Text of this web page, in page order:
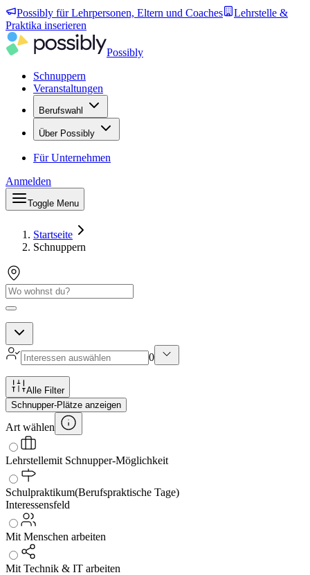
Possibly für Lehrpersonen, Eltern und Coaches
Lehrstelle &
Praktika inserieren
Possibly
Schnuppern
Veranstaltungen
Berufswahl
Über Possibly
Für Unternehmen
Anmelden
Toggle Menu
Startseite
Schnuppern
0
Alle Filter
Schnupper-Plätze anzeigen
Art wählen
Lehrstellemit Schnupper-Möglichkeit
Schulpraktikum(Berufspraktische Tage)
Interessensfeld
Mit Menschen arbeiten
Mit Technik & IT arbeiten